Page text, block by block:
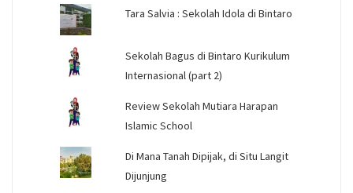
Tara Salvia : Sekolah Idola di Bintaro
Sekolah Bagus di Bintaro Kurikulum
Internasional (part 2)
Review Sekolah Mutiara Harapan
Islamic School
Di Mana Tanah Dipijak, di Situ Langit
Dijunjung